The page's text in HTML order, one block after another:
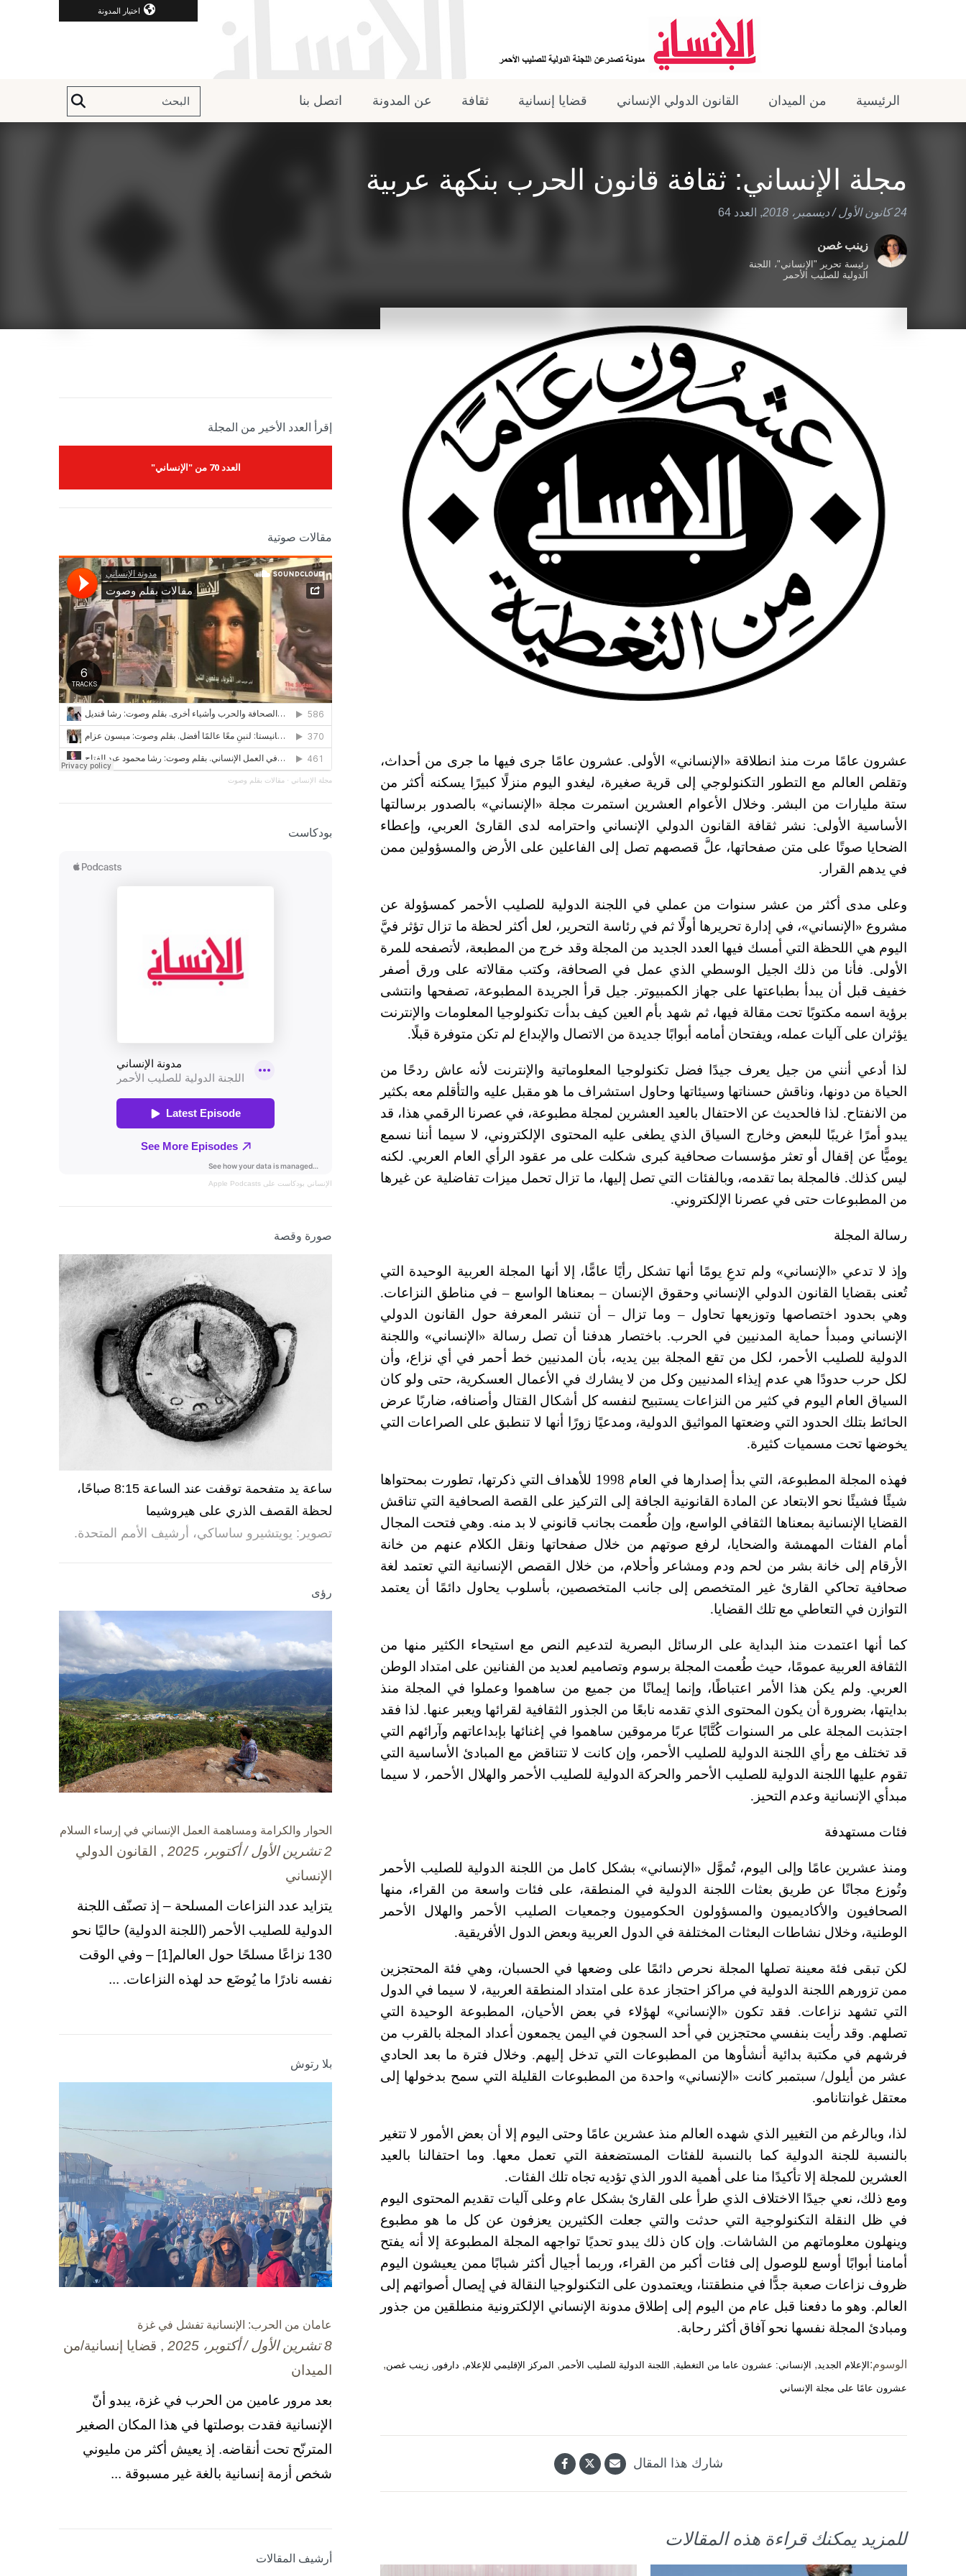
اختيار المدونة
الرئيسية من الميدان القانون الدولي الإنساني قضايا إنسانية ثقافة عن المدونة اتصل بنا
مجلة الإنساني: ثقافة قانون الحرب بنكهة عربية
24 كانون الأول / ديسمبر، 2018 , العدد 64
زينب غصن
رئيسة تحرير "الإنساني"، اللجنة
الدولية للصليب الأحمر
عشرون عامًا مرت منذ انطلاقة «الإنساني» الأولى. عشرون عامًا جرى فيها ما جرى من أحداث،
وتقلص العالم مع التطور التكنولوجي إلى قرية صغيرة، ليغدو اليوم منزلًا كبيرًا يسكنه أكثر من
ستة مليارات من البشر. وخلال الأعوام العشرين استمرت مجلة «الإنساني» بالصدور برسالتها
الأساسية الأولى: نشر ثقافة القانون الدولي الإنساني واحترامه لدى القارئ العربي، وإعطاء
الضحايا صوتًا على متن صفحاتها، علَّ قصصهم تصل إلى الفاعلين على الأرض والمسؤولين ممن
في يدهم القرار.
وعلى مدى أكثر من عشر سنوات من عملي في اللجنة الدولية للصليب الأحمر كمسؤولة عن
مشروع «الإنساني»، في إدارة تحريرها أولًا ثم في رئاسة التحرير، لعل أكثر لحظة ما تزال تؤثر فيَّ
اليوم هي اللحظة التي أمسك فيها العدد الجديد من المجلة وقد خرج من المطبعة، لأتصفحه للمرة
الأولى. فأنا من ذلك الجيل الوسطي الذي عمل في الصحافة، وكتب مقالاته على ورق أصفر
خفيف قبل أن يبدأ بطباعتها على جهاز الكمبيوتر. جيل قرأ الجريدة المطبوعة، تصفحها وانتشى
برؤية اسمه مكتوبًا تحت مقالة فيها، ثم شهد بأم العين كيف بدأت تكنولوجيا المعلومات والإنترنت
يؤثران على آليات عمله، ويفتحان أمامه أبوابًا جديدة من الاتصال والإبداع لم تكن متوفرة قبلًا.
لذا أدعي أنني من جيل يعرف جيدًا فضل تكنولوجيا المعلوماتية والإنترنت لأنه عاش ردحًا من
الحياة من دونها، وناقش حسناتها وسيئاتها وحاول استشراف ما هو مقبل عليه والتأقلم معه بكثير
من الانفتاح. لذا فالحديث عن الاحتفال بالعيد العشرين لمجلة مطبوعة، في عصرنا الرقمي هذا، قد
يبدو أمرًا غريبًا للبعض وخارج السياق الذي يطغى عليه المحتوى الإلكتروني، لا سيما أننا نسمع
يوميًّا عن إقفال أو تعثر مؤسسات صحافية كبرى شكلت على مر عقود الرأي العام العربي. لكنه
ليس كذلك. فالمجلة بما تقدمه، وبالفئات التي تصل إليها، ما تزال تحمل ميزات تفاضلية عن غيرها
من المطبوعات حتى في عصرنا الإلكتروني.
رسالة المجلة
وإذ لا تدعي «الإنساني» ولم تدعِ يومًا أنها تشكل رأيًا عامًّا، إلا أنها المجلة العربية الوحيدة التي
تُعنى بقضايا القانون الدولي الإنساني وحقوق الإنسان – بمعناها الواسع – في مناطق النزاعات.
وهي بحدود اختصاصها وتوزيعها تحاول – وما تزال – أن تنشر المعرفة حول القانون الدولي
الإنساني ومبدأ حماية المدنيين في الحرب. باختصار هدفنا أن تصل رسالة «الإنساني» واللجنة
الدولية للصليب الأحمر، لكل من تقع المجلة بين يديه، بأن المدنيين خط أحمر في أي نزاع، وأن
لكل حرب حدودًا هي عدم إيذاء المدنيين وكل من لا يشارك في الأعمال العسكرية، حتى ولو كان
السياق العام اليوم في كثير من النزاعات يستبيح لنفسه كل أشكال القتال وأصنافه، ضاربًا عرض
الحائط بتلك الحدود التي وضعتها المواثيق الدولية، ومدعيًا زورًا أنها لا تنطبق على الصراعات التي
يخوضها تحت مسميات كثيرة.
فهذه المجلة المطبوعة، التي بدأ إصدارها في العام 1998 للأهداف التي ذكرتها، تطورت بمحتواها
شيئًا فشيئًا نحو الابتعاد عن المادة القانونية الجافة إلى التركيز على القصة الصحافية التي تناقش
القضايا الإنسانية بمعناها الثقافي الواسع، وإن طُعمت بجانب قانوني لا بد منه. وهي فتحت المجال
أمام الفئات المهمشة والضحايا، لرفع صوتهم من خلال صفحاتها ونقل الكلام عنهم من خانة
الأرقام إلى خانة بشر من لحم ودم ومشاعر وأحلام، من خلال القصص الإنسانية التي تعتمد لغة
صحافية تحاكي القارئ غير المتخصص إلى جانب المتخصصين، بأسلوب يحاول دائمًا أن يعتمد
التوازن في التعاطي مع تلك القضايا.
كما أنها اعتمدت منذ البداية على الرسائل البصرية لتدعيم النص مع استيحاء الكثير منها من
الثقافة العربية عمومًا، حيث طُعمت المجلة برسوم وتصاميم لعديد من الفنانين على امتداد الوطن
العربي. ولم يكن هذا الأمر اعتباطًا، وإنما إيمانًا من جميع من ساهموا وعملوا في المجلة منذ
بدايتها، بضرورة أن يكون المحتوى الذي تقدمه نابعًا من الجذور الثقافية لقرائها ويعبر عنها. لذا فقد
اجتذبت المجلة على مر السنوات كُتَّابًا عربًا مرموقين ساهموا في إغنائها بإبداعاتهم وآرائهم التي
قد تختلف مع رأي اللجنة الدولية للصليب الأحمر، وإن كانت لا تتناقض مع المبادئ الأساسية التي
تقوم عليها اللجنة الدولية للصليب الأحمر والحركة الدولية للصليب الأحمر والهلال الأحمر، لا سيما
مبدأي الإنسانية وعدم التحيز.
فئات مستهدفة
ومنذ عشرين عامًا وإلى اليوم، تُموَّل «الإنساني» بشكل كامل من اللجنة الدولية للصليب الأحمر
وتُوزع مجانًا عن طريق بعثات اللجنة الدولية في المنطقة، على فئات واسعة من القراء، منها
الصحافيون والأكاديميون والمسؤولون الحكوميون وجمعيات الصليب الأحمر والهلال الأحمر
الوطنية، وخلال نشاطات البعثات المختلفة في الدول العربية وبعض الدول الأفريقية.
لكن تبقى فئة معينة تصلها المجلة نحرص دائمًا على وضعها في الحسبان، وهي فئة المحتجزين
ممن تزورهم اللجنة الدولية في مراكز احتجاز عدة على امتداد المنطقة العربية، لا سيما في الدول
التي تشهد نزاعات. فقد تكون «الإنساني» لهؤلاء في بعض الأحيان، المطبوعة الوحيدة التي
تصلهم. وقد رأيت بنفسي محتجزين في أحد السجون في اليمن يجمعون أعداد المجلة بالقرب من
فرشهم في مكتبة بدائية أنشأوها من المطبوعات التي تدخل إليهم. وخلال فترة ما بعد الحادي
عشر من أيلول/ سبتمبر كانت «الإنساني» واحدة من المطبوعات القليلة التي سمح بدخولها إلى
معتقل غوانتانامو.
لذا، وبالرغم من التغيير الذي شهده العالم منذ عشرين عامًا وحتى اليوم إلا أن بعض الأمور لا تتغير
بالنسبة للجنة الدولية كما بالنسبة للفئات المستضعفة التي تعمل معها. وما احتفالنا بالعيد
العشرين للمجلة إلا تأكيدًا منا على أهمية الدور الذي تؤديه تجاه تلك الفئات.
ومع ذلك، نعي جيدًا الاختلاف الذي طرأ على القارئ بشكل عام وعلى آليات تقديم المحتوى اليوم
في ظل النقلة التكنولوجية التي حدثت والتي جعلت الكثيرين يعزفون عن كل ما هو مطبوع
وينهلون معلوماتهم من الشاشات. وإن كان ذلك يبدو تحديًا تواجهه المجلة المطبوعة إلا أنه يفتح
أمامنا أبوابًا أوسع للوصول إلى فئات أكبر من القراء، وربما أجيال أكثر شبابًا ممن يعيشون اليوم
ظروف نزاعات صعبة جدًّا في منطقتنا، ويعتمدون على التكنولوجيا النقالة في إيصال أصواتهم إلى
العالم. وهو ما دفعنا قبل عام من اليوم إلى إطلاق مدونة الإنساني الإلكترونية منطلقين من جذور
ومبادئ المجلة نفسها نحو آفاق أكثر رحابة.
الوسوم:الإعلام الجديد , الإنساني: عشرون عاما من التغطية, اللجنة الدولية للصليب الأحمر , المركز الإقليمي للإعلام, دارفور , زينب غصن,
عشرون عامًا على مجلة الإنساني
شارك هذا المقال
للمزيد يمكنك قراءة هذه المقالات
إقرأ العدد الأخير من المجلة
العدد 70 من "الإنساني"
مقالات صوتية
مجلة الإنساني · مقالات بقلم وصوت
بودكاست
الإنساني بودكاست على Apple Podcasts
صورة وقصة
ساعة يد متفحمة توقفت عند الساعة 8:15 صباحًا،
لحظة القصف الذري على هيروشيما
تصوير: يويتشيرو ساساكي، أرشيف الأمم المتحدة.
رؤى
الحوار والكرامة ومساهمة العمل الإنساني في إرساء السلام
2 تشرين الأول / أكتوبر، 2025
, القانون الدولي
الإنساني
يتزايد عدد النزاعات المسلحة – إذ تصنّف اللجنة
الدولية للصليب الأحمر (اللجنة الدولية) حاليًا نحو
130 نزاعًا مسلحًا حول العالم[1] – وفي الوقت
نفسه نادرًا ما يُوضَع حد لهذه النزاعات. ...
بلا رتوش
عامان من الحرب: الإنسانية تفشل في غزة
8 تشرين الأول / أكتوبر، 2025
, قضايا إنسانية/من
الميدان
بعد مرور عامين من الحرب في غزة، يبدو أنّ
الإنسانية فقدت بوصلتها في هذا المكان الصغير
المترنّح تحت أنقاضه. إذ يعيش أكثر من مليوني
شخص أزمة إنسانية بالغة غير مسبوقة ...
أرشيف المقالات